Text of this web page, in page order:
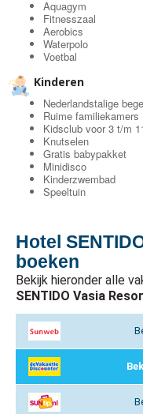
Aquagym
Fitnesszaal
Aerobics
Waterpolo
Voetbal
Kinderen
Nederlandstalige
Ruime familiekamers
Kidsclub voor 3 t/m
Knutselen
Gratis babypakket
Minidisco
Kinderzwembad
Speeltuin
Hotel
boeken
Bekijk hieronder alle
SENTIDO Vasia